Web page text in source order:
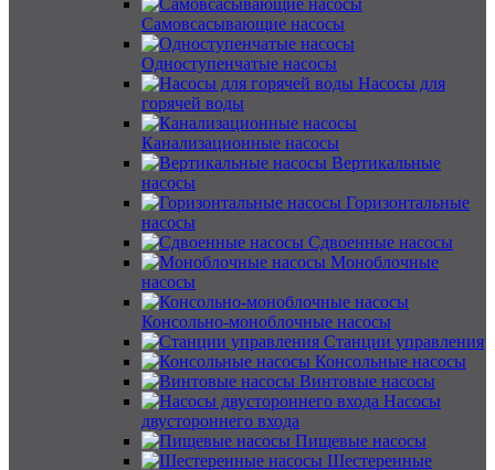
Самовсасывающие насосы
Одноступенчатые насосы
Насосы для
горячей воды
Канализационные насосы
Вертикальные
насосы
Горизонтальные
насосы
Сдвоенные насосы
Моноблочные
насосы
Консольно-моноблочные насосы
Станции управления
Консольные насосы
Винтовые насосы
Насосы
двустороннего входа
Пищевые насосы
Шестеренные